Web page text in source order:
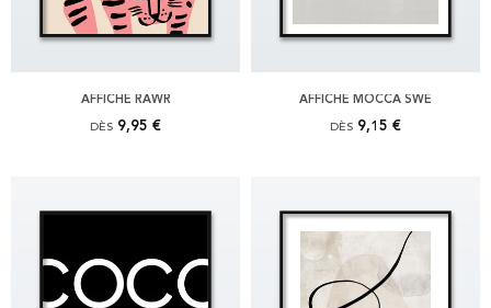
AFFICHE RAWR
DÈS 9,95 €
AFFICHE MOCCA SWE
DÈS 9,15 €